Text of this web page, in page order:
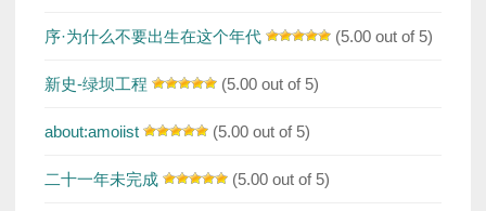
序·为什么不要出生在这个年代 (5.00 out of 5)
新史-绿坝工程 (5.00 out of 5)
about:amoiist (5.00 out of 5)
二十一年未完成 (5.00 out of 5)